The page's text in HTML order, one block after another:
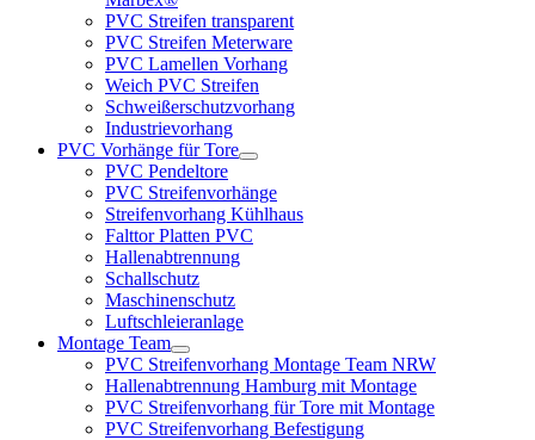
PVC Streifen transparent
PVC Streifen Meterware
PVC Lamellen Vorhang
Weich PVC Streifen
Schweißerschutzvorhang
Industrievorhang
PVC Vorhänge für Tore
PVC Pendeltore
PVC Streifenvorhänge
Streifenvorhang Kühlhaus
Falttor Platten PVC
Hallenabtrennung
Schallschutz
Maschinenschutz
Luftschleieranlage
Montage Team
PVC Streifenvorhang Montage Team NRW
Hallenabtrennung Hamburg mit Montage
PVC Streifenvorhang für Tore mit Montage
PVC Streifenvorhang Befestigung